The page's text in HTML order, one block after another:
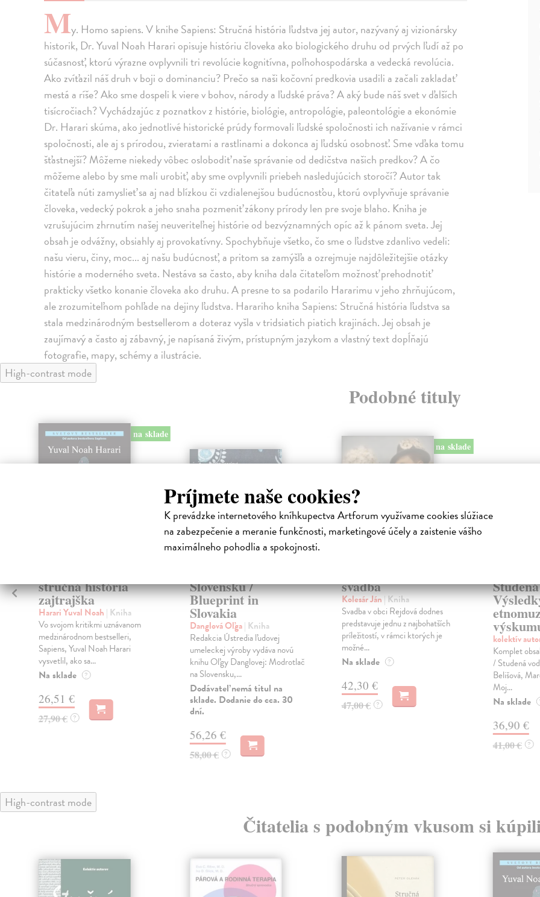
Príjmete naše cookies?
K prevádzke internetového kníhkupectva Artforum využívame cookies slúžiace
na zabezpečenie a meranie funkčnosti, marketingové účely a zaistenie vášho
maximálneho pohodlia a spokojnosti.
My. Homo sapiens. V knihe Sapiens: Stručná história ľudstva jej autor, nazývaný aj vizionársky
historik, Dr. Yuval Noah Harari opisuje históriu človeka ako biologického druhu od prvých ľudí až po
súčasnosť, ktorú výrazne ovplyvnili tri revolúcie kognitívna, poľnohospodárska a vedecká revolúcia.
Ako zvíťazil náš druh v boji o dominanciu? Prečo sa naši kočovní predkovia usadili a začali zakladať
mestá a ríše? Ako sme dospeli k viere v bohov, národy a ľudské práva? A aký bude náš svet v ďalších
tisícročiach? Vychádzajúc z poznatkov z histórie, biológie, antropológie, paleontológie a ekonómie
Dr. Harari skúma, ako jednotlivé historické prúdy formovali ľudské spoločnosti ich nažívanie v rámci
spoločnosti, ale aj s prírodou, zvieratami a rastlinami a dokonca aj ľudskú osobnosť. Sme vďaka tomu
šťastnejší? Môžeme niekedy vôbec oslobodiť naše správanie od dedičstva našich predkov? A čo
môžeme alebo by sme mali urobiť, aby sme ovplyvnili priebeh nasledujúcich storočí? Autor tak
čitateľa núti zamyslieť sa aj nad blízkou či vzdialenejšou budúcnosťou, ktorú ovplyvňuje správanie
človeka, vedecký pokrok a jeho snaha pozmeniť zákony prírody len pre svoje blaho. Kniha je
vzrušujúcim zhrnutím našej neuveriteľnej histórie od bezvýznamných opíc až k pánom sveta. Jej
obsah je odvážny, obsiahly aj provokatívny. Spochybňuje všetko, čo sme o ľudstve zdanlivo vedeli:
našu vieru, činy, moc... aj našu budúcnosť, a pritom sa zamýšľa a ozrejmuje najdôležitejšie otázky
histórie a moderného sveta. Nestáva sa často, aby kniha dala čitateľom možnosť prehodnotiť
prakticky všetko konanie človeka ako druhu. A presne to sa podarilo Hararimu v jeho zhrňujúcom,
ale zrozumiteľnom pohľade na dejiny ľudstva. Harariho kniha Sapiens: Stručná história ľudstva sa
stala medzinárodným bestsellerom a doteraz vyšla v tridsiatich piatich krajinách. Jej obsah je
zaujímavý a často aj zábavný, je napísaná živým, prístupným jazykom a vlastný text dopĺňajú
fotografie, mapy, schémy a ilustrácie.
High-contrast mode
Podobné tituly
na sklade
stručná história
zajtrajška
Harari Yuval Noah | Kniha
Vo svojom kritikmi uznávanom
medzinárodnom bestselleri,
Sapiens, Yuval Noah Harari
vysvetlil, ako sa...
Na sklade ?
26,51 €
27,90 € ?
Slovensku /
Blueprint in
Slovakia
Danglová Oľga| Kniha
Redakcia Ústredia ľudovej
umeleckej výroby vydáva novú
knihu Oľgy Danglovej: Modrotlač
na Slovensku,...
Dodávateľ nemá titul na
sklade. Dodanie do cca. 30
dní.
56,26 €
58,00 € ?
na sklade
svadba
Kolesár Ján| Kniha
Svadba v obci Rejdová dodnes
predstavuje jednu z najbohatších
príležitostí, v rámci ktorých je
možné...
Na sklade ?
42,30 €
47,00 € ?
kolektív
Komplet
/ Studená
Belišová,
Moj...
Na sklade
36,90 €
41,00 € ?
High-contrast mode
Čitatelia s podobným vkusom si